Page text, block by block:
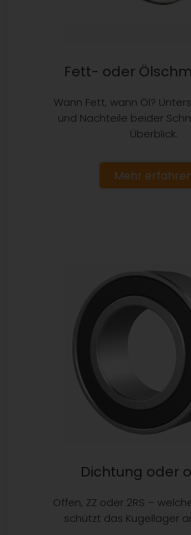
Fett- oder
Wann Fett, wann Öl?
und Nachteile beider
Überblick.
Mehr
Dichtung oder
Offen, ZZ oder 2RS –
schützt das Kugellager